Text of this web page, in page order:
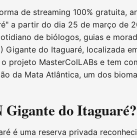
de streaming 100% gratuita,
a partir do dia 25 de março de
de biólogos, guias e
Gigante do Itaguaré, localizada
projeto MasterColLABs e tem
da Mata Atlântica, um dos
Gigante do Itaguaré?
é uma reserva privada